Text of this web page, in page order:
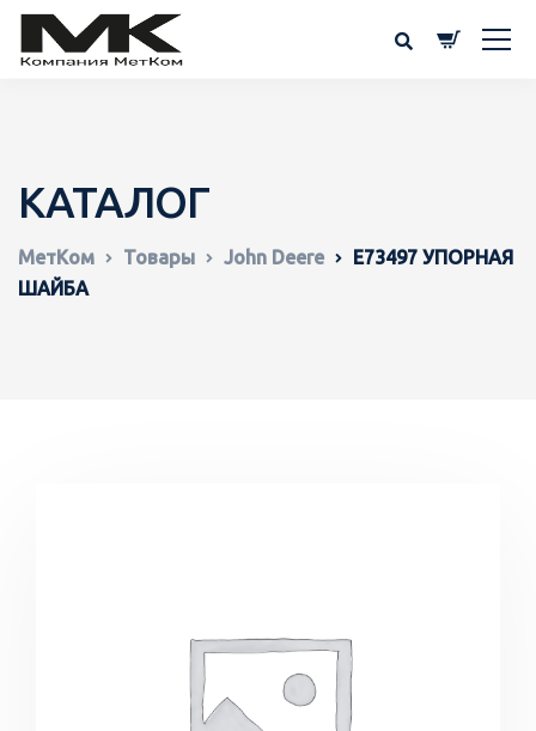
КАТАЛОГ
МетКом Товары John Deere
E73497 УПОРНАЯ
ШАЙБА